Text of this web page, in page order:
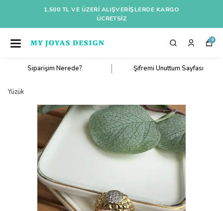
1.500 TL VE ÜZERI ALIŞVERIŞLERDE KARGO
ÜCRETSİZ
0
Siparişim Nerede? Şifremi Unuttum Sayfası
Yüzük